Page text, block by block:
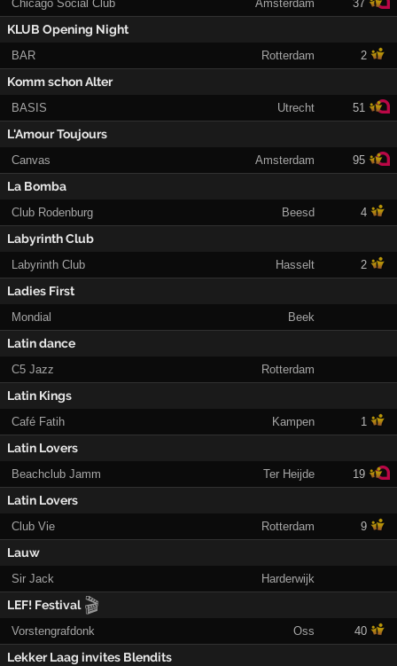
Chicago Social Club Amsterdam 37
KLUB Opening Night
BAR Rotterdam 2
Komm schon Alter
BASIS Utrecht 51
L'Amour Toujours
Canvas Amsterdam 95
La Bomba
Club Rodenburg Beesd 4
Labyrinth Club
Labyrinth Club Hasselt 2
Ladies First
Mondial Beek
Latin dance
C5 Jazz Rotterdam
Latin Kings
Café Fatih Kampen 1
Latin Lovers
Beachclub Jamm Ter Heijde 19
Latin Lovers
Club Vie Rotterdam 9
Lauw
Sir Jack Harderwijk
LEF! Festival 🎬
Vorstengrafdonk Oss 40
Lekker Laag invites Blendits